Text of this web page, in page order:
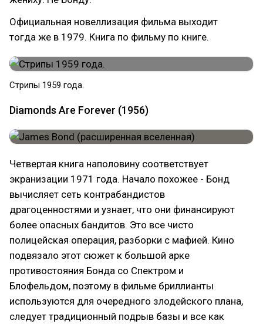
Официальная новеллизация фильма выходит
тогда же в 1979. Книга по фильму по книге.
Стрипы 1959 года.
Diamonds Are Forever (1956)
Четвертая книга наполовину соответствует
экранизации 1971 года. Начало похожее - Бонд
вычисляет сеть контрабандистов
драгоценностями и узнает, что они финансируют
более опасных бандитов. Это все чисто
полицейская операция, разборки с мафией. Кино
подвязало этот сюжет к большой арке
противостояния Бонда со Спектром и
Блофельдом, поэтому в фильме бриллианты
используются для очередного злодейского плана,
следует традиционный подрыв базы и все как